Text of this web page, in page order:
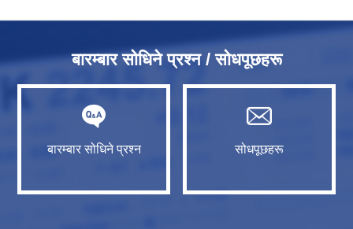
बारम्बार सोधिने प्रश्न / सोधपूछहरू
बारम्बार सोधिने प्रश्न सोधपूछहरू